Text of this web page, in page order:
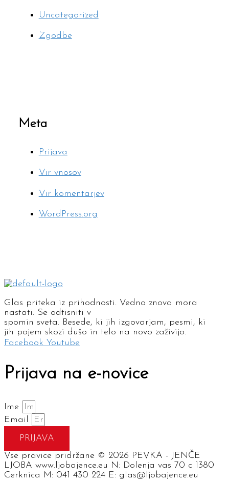
Uncategorized
Zgodbe
Meta
Prijava
Vir vnosov
Vir komentarjev
WordPress.org
Glas priteka iz prihodnosti. Vedno znova mora
nastati. Se odtisniti v
spomin sveta. Besede, ki jih izgovarjam, pesmi, ki
jih pojem skozi dušo in telo na novo zaživijo.
Facebook Youtube
Prijava na e-novice
Ime
Email
PRIJAVA
Vse pravice pridržane © 2026 PEVKA - JENČE
LJOBA www.ljobajence.eu N: Dolenja vas 70 c 1380
Cerknica M: 041 430 224 E: glas@ljobajence.eu